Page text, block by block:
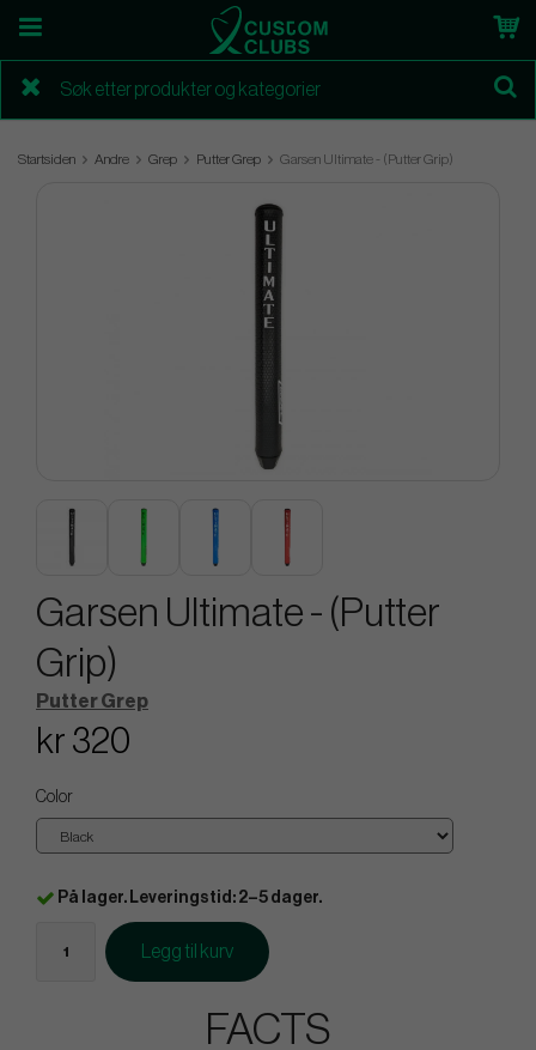
Startsiden Andre Grep Putter Grep Garsen Ultimate - (Putter Grip)
Garsen Ultimate - (Putter
Grip)
Putter Grep
kr 320
Color
På lager. Leveringstid: 2–5 dager.
Legg til kurv
FACTS